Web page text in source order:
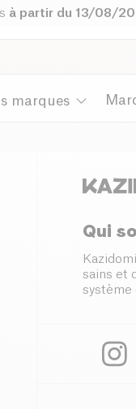
à partir du 13/08/
marques
Qui
sains et
système